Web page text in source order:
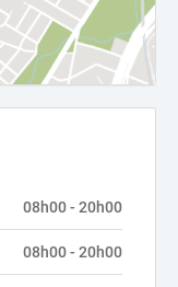
08h00 - 20h00
08h00 - 20h00